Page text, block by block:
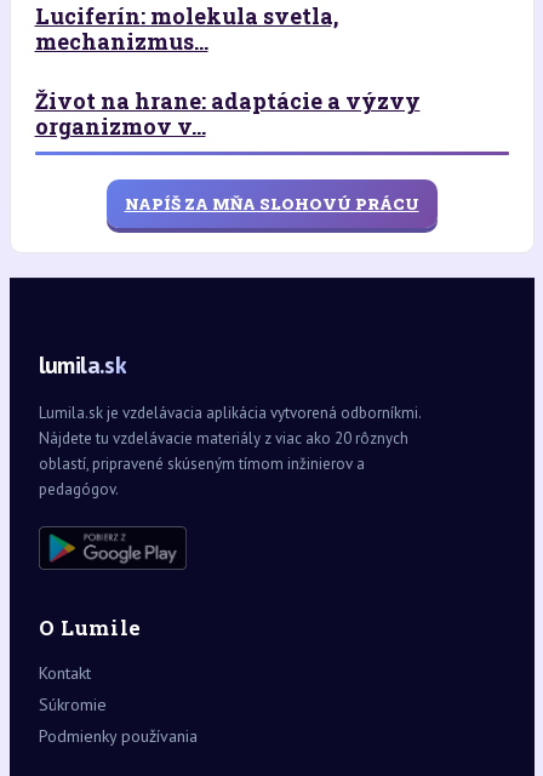
Luciferín: molekula svetla,
mechanizmus...
Život na hrane: adaptácie a výzvy
organizmov v...
NAPÍŠ ZA MŇA SLOHOVÚ PRÁCU
lumila.sk
Lumila.sk je vzdelávacia aplikácia vytvorená odborníkmi.
Nájdete tu vzdelávacie materiály z viac ako 20 rôznych
oblastí, pripravené skúseným tímom inžinierov a
pedagógov.
O Lumile
Kontakt
Súkromie
Podmienky používania